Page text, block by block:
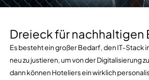
Dreieck für nachhaltigen
Es besteht ein großer Bedarf, den IT-Stack
neu zu justieren, um von der Digitalisierung
dann können Hoteliers ein wirklich